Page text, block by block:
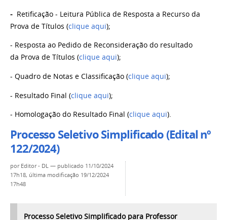
- Retificação - Leitura Pública de Resposta a Recurso da
Prova de Títulos (clique aqui);
- Resposta ao Pedido de Reconsideração do resultado
da Prova de Títulos (clique aqui);
- Quadro de Notas e Classificação (clique aqui);
- Resultado Final (clique aqui);
- Homologação do Resultado Final (clique aqui).
Processo Seletivo Simplificado (Edital nº
122/2024)
por Editor - DL — publicado 11/10/2024
17h18, última modificação 19/12/2024
17h48
Processo Seletivo Simplificado para Professor